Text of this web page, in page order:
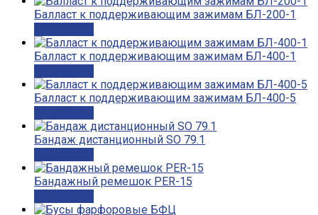
Балласт к поддерживающим зажимам БЛ-200-1
Балласт к поддерживающим зажимам БЛ-400-1
Балласт к поддерживающим зажимам БЛ-400-5
Бандаж дистанционный SO 79.1
Бандажный ремешок PER-15